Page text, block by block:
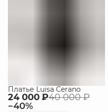
Платье Luisa Cerano
24 000 ₽40 000 ₽
−40%